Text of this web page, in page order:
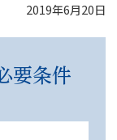
2019年6月20日
要条件